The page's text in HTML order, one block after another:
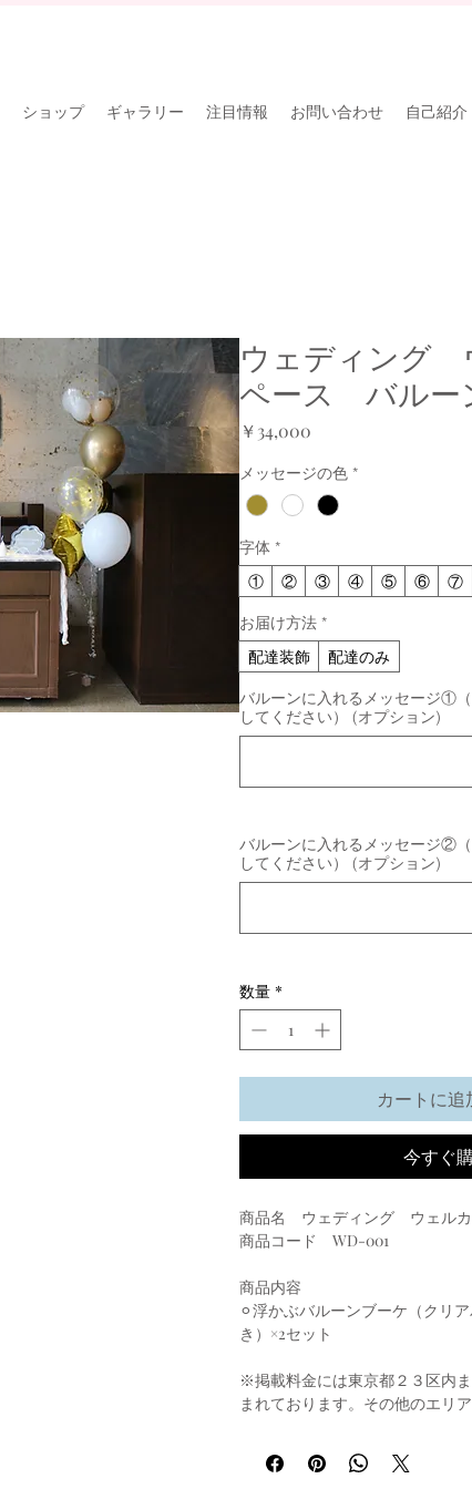
ショップ ギャラリー 注目情報 お問い合わせ 自己紹介
ウェディング
ペース バルー
￥34,000
メッセージの色 *
字体 *
① ② ③ ④ ⑤ ⑥ ⑦
お届け方法 *
配達装飾 配達のみ
バルーンに入れるメッセージ①
してください） (オプション)
バルーンに入れるメッセージ②
してください） (オプション)
数量 *
カートに追
今すぐ
商品名 ウェディング ウェル
商品コード WD-001
商品内容
⚪︎浮かぶバルーンブーケ（クリ
き）×2セット
※掲載料金には東京都２３区内
まれております。その他のエリ